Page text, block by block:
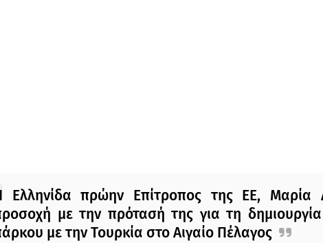
Ελληνίδα πρώην Επίτροπος της ΕΕ, Μαρία
με την πρότασή της για τη
με την Τουρκία στο Αιγαίο Πέλαγος